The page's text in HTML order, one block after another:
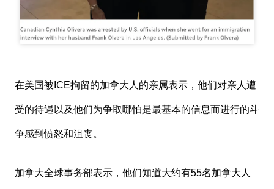
在美国被ICE拘留的加拿大人的亲属表示，他们对亲人遭
受的待遇以及他们为争取哪怕是最基本的信息而进行的斗
争感到愤怒和沮丧。
加拿大全球事务部表示，他们知道大约有55名加拿大人